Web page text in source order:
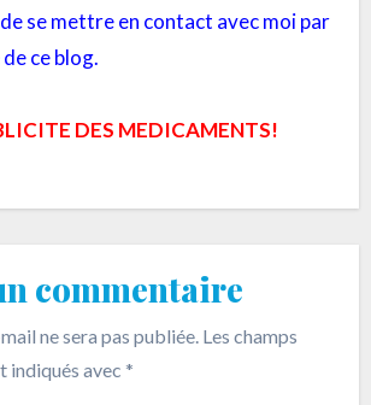
se mettre en contact avec moi par
ce blog.
DES MEDICAMENTS!
commentaire
ne sera pas publiée. Les champs
indiqués avec *